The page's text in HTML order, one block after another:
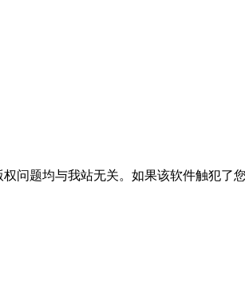
问题均与我站无关。如果该软件触犯了